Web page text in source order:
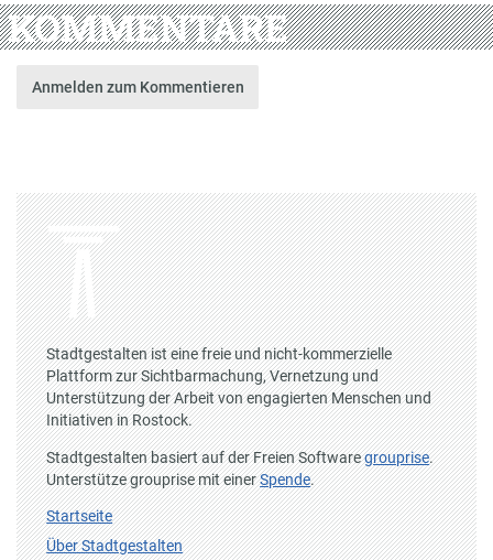
KOMMENTARE
Anmelden zum Kommentieren
Stadtgestalten ist eine freie und nicht-kommerzielle
Plattform zur Sichtbarmachung, Vernetzung und
Unterstützung der Arbeit von engagierten Menschen und
Initiativen in Rostock.
Stadtgestalten basiert auf der Freien Softwaregrouprise.
Unterstütze grouprise mit einerSpende.
Startseite
Über Stadtgestalten